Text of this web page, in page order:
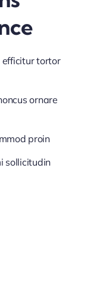
efficitur tortor
ornare
proin
sollicitudin